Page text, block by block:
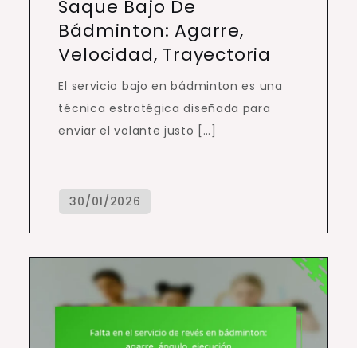
Saque Bajo De
Bádminton: Agarre,
Velocidad, Trayectoria
El servicio bajo en bádminton es una
técnica estratégica diseñada para
enviar el volante justo […]